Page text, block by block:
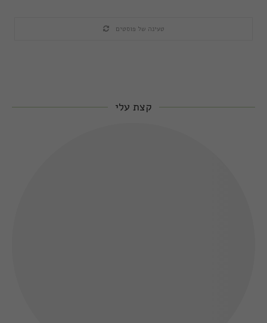
טעינה של פוסטים
קצת עלי